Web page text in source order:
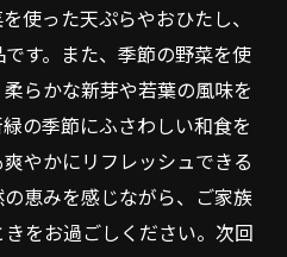
味わう贅沢な時間
感じる四季の恵み
使った天ぷらやおひたし、
す。また、季節の野菜を使
らかな新芽や若葉の風味を
の季節にふさわしい和食を
やかにリフレッシュできる
恵みを感じながら、ご家族
をお過ごしください。次回